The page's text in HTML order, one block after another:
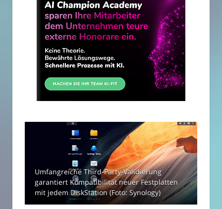
Umfangreiche Third-Party-Validierung
garantiert Kompatibilität neuer Festplatten
mit jedem DiskStation (Foto: Synology)